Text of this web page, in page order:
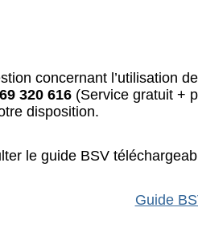
concernant l’utilisation
320 616 (Service gratuit +
disposition.
le guide BSV
Guide